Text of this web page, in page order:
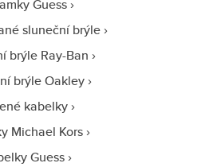
Guess
sluneční brýle
brýle Ray-Ban
brýle Oakley
kabelky
Michael Kors
Guess